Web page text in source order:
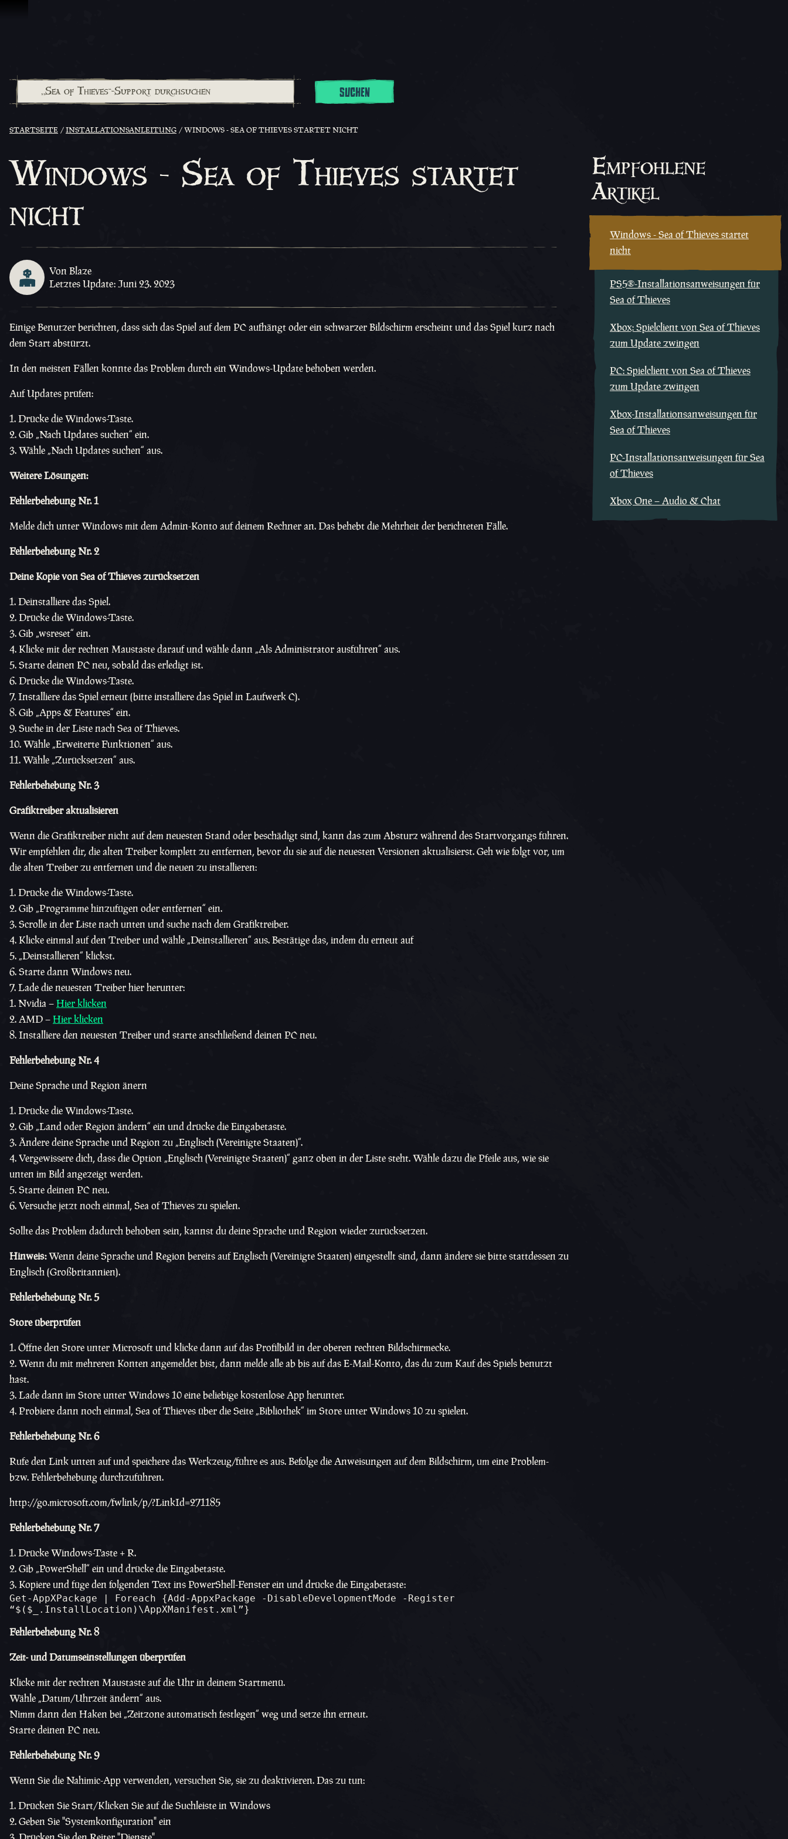
SUCHEN
STARTSEITE INSTALLATIONSANLEITUNG WINDOWS - SEA OF THIEVES STARTET NICHT
Windows - Sea of Thieves startet
nicht
Von Blaze
Letztes Update: Juni 23. 2023
Einige Benutzer berichten, dass sich das Spiel auf dem PC aufhängt oder ein schwarzer Bildschirm erscheint und das Spiel kurz nach
dem Start abstürzt.
In den meisten Fällen konnte das Problem durch ein Windows-Update behoben werden.
Auf Updates prüfen:
Drücke die Windows-Taste.
Gib „Nach Updates suchen“ ein.
Wähle „Nach Updates suchen“ aus.
Weitere Lösungen:
Fehlerbehebung Nr. 1
Melde dich unter Windows mit dem Admin-Konto auf deinem Rechner an. Das behebt die Mehrheit der berichteten Fälle.
Fehlerbehebung Nr. 2
Deine Kopie von Sea of Thieves zurücksetzen
Deinstalliere das Spiel.
Drücke die Windows-Taste.
Gib „wsreset“ ein.
Klicke mit der rechten Maustaste darauf und wähle dann „Als Administrator ausführen“ aus.
Starte deinen PC neu, sobald das erledigt ist.
Drücke die Windows-Taste.
Installiere das Spiel erneut (bitte installiere das Spiel in Laufwerk C).
Gib „Apps & Features“ ein.
Suche in der Liste nach Sea of Thieves.
Wähle „Erweiterte Funktionen“ aus.
Wähle „Zurücksetzen“ aus.
Fehlerbehebung Nr. 3
Grafiktreiber aktualisieren
Wenn die Grafiktreiber nicht auf dem neuesten Stand oder beschädigt sind, kann das zum Absturz während des Startvorgangs führen.
Wir empfehlen dir, die alten Treiber komplett zu entfernen, bevor du sie auf die neuesten Versionen aktualisierst. Geh wie folgt vor, um
die alten Treiber zu entfernen und die neuen zu installieren:
Drücke die Windows-Taste.
Gib „Programme hinzufügen oder entfernen“ ein.
Scrolle in der Liste nach unten und suche nach dem Grafiktreiber.
Klicke einmal auf den Treiber und wähle „Deinstallieren“ aus. Bestätige das, indem du erneut auf
„Deinstallieren“ klickst.
Starte dann Windows neu.
Lade die neuesten Treiber hier herunter:
Nvidia –Hier klicken
AMD –Hier klicken
Installiere den neuesten Treiber und starte anschließend deinen PC neu.
Fehlerbehebung Nr. 4
Deine Sprache und Region änern
Drücke die Windows-Taste.
Gib „Land oder Region ändern“ ein und drücke die Eingabetaste.
Ändere deine Sprache und Region zu „Englisch (Vereinigte Staaten)“.
Vergewissere dich, dass die Option „Englisch (Vereinigte Staaten)“ ganz oben in der Liste steht. Wähle dazu die Pfeile aus, wie sie
unten im Bild angezeigt werden.
Starte deinen PC neu.
Versuche jetzt noch einmal, Sea of Thieves zu spielen.
Sollte das Problem dadurch behoben sein, kannst du deine Sprache und Region wieder zurücksetzen.
Hinweis:Wenn deine Sprache und Region bereits auf Englisch (Vereinigte Staaten) eingestellt sind, dann ändere sie bitte stattdessen zu
Englisch (Großbritannien).
Fehlerbehebung Nr. 5
Store überprüfen
Öffne den Store unter Microsoft und klicke dann auf das Profilbild in der oberen rechten Bildschirmecke.
Wenn du mit mehreren Konten angemeldet bist, dann melde alle ab bis auf das E-Mail-Konto, das du zum Kauf des Spiels benutzt
hast.
Lade dann im Store unter Windows 10 eine beliebige kostenlose App herunter.
Probiere dann noch einmal, Sea of Thieves über die Seite „Bibliothek“ im Store unter Windows 10 zu spielen.
Fehlerbehebung Nr. 6
Rufe den Link unten auf und speichere das Werkzeug/führe es aus. Befolge die Anweisungen auf dem Bildschirm, um eine Problem-
bzw. Fehlerbehebung durchzuführen.
http://go.microsoft.com/fwlink/p/?LinkId=271185
Fehlerbehebung Nr. 7
Drücke Windows-Taste + R.
Gib „PowerShell“ ein und drücke die Eingabetaste.
Kopiere und füge den folgenden Text ins PowerShell-Fenster ein und drücke die Eingabetaste:
Get-AppXPackage | Foreach {Add-AppxPackage -DisableDevelopmentMode -Register
“$($_.InstallLocation)\AppXManifest.xml”}
Fehlerbehebung Nr. 8
Zeit- und Datumseinstellungen überprüfen
Klicke mit der rechten Maustaste auf die Uhr in deinem Startmenü.
Wähle „Datum/Uhrzeit ändern“ aus.
Nimm dann den Haken bei „Zeitzone automatisch festlegen“ weg und setze ihn erneut.
Starte deinen PC neu.
Fehlerbehebung Nr. 9
Wenn Sie die Nahimic-App verwenden, versuchen Sie, sie zu deaktivieren. Das zu tun:
Drücken Sie Start/Klicken Sie auf die Suchleiste in Windows
Geben Sie "Systemkonfiguration" ein
Empfohlene
Artikel
Windows - Sea of Thieves startet
nicht
PS5®-Installationsanweisungen für
Sea of Thieves
Xbox: Spielclient von Sea of Thieves
zum Update zwingen
PC: Spielclient von Sea of Thieves
zum Update zwingen
Xbox-Installationsanweisungen für
Sea of Thieves
PC-Installationsanweisungen für Sea
of Thieves
Xbox One – Audio & Chat